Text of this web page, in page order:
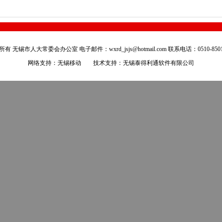
有 无锡市人大常委会办公室 电子邮件：wxrd_jsjs@hotmail.com 联系电话：0510-
网络支持：无锡移动 技术支持： 无锡泰得利通软件有限公司